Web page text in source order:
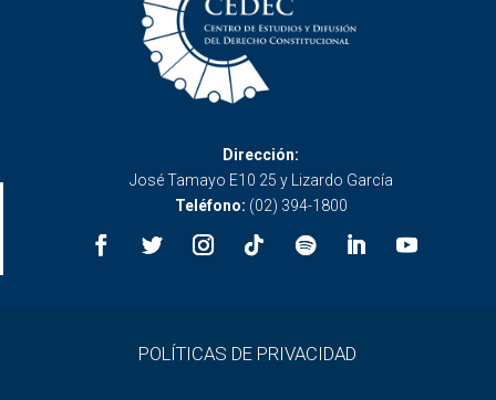
Dirección:
José Tamayo E10 25 y Lizardo García
Teléfono: (02) 394-1800
POLÍTICAS DE PRIVACIDAD